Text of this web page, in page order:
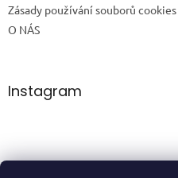
Zásady používání souborů cookies
O NÁS
Instagram